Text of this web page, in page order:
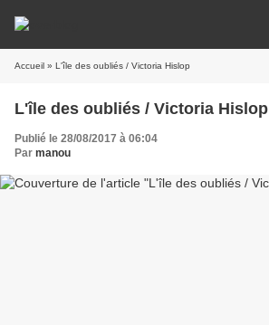
Accueil » L'île des oubliés / Victoria Hislop
L'île des oubliés / Victoria Hislop
Publié le 28/08/2017 à 06:04
Par manou